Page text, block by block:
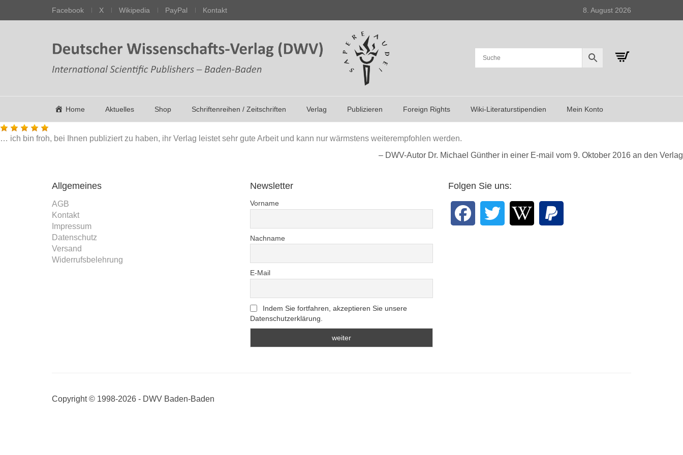
Facebook X Wikipedia PayPal Kontakt 8. August 2026
Home Aktuelles Shop Schriftenreihen / Zeitschriften Verlag Publizieren Foreign Rights Wiki-Literaturstipendien Mein Konto
… ich bin froh, bei Ihnen publiziert zu haben, ihr Verlag leistet sehr gute Arbeit und kann nur wärmstens weiterempfohlen werden.
DWV-Autor Dr. Michael Günther in einer E-mail vom 9. Oktober 2016 an den Verlag
Allgemeines
AGB
Kontakt
Impressum
Datenschutz
Versand
Widerrufsbelehrung
Newsletter
Vorname
Nachname
E-Mail
Indem Sie fortfahren, akzeptieren Sie unsere
Datenschutzerklärung.
Folgen Sie uns:
Copyright © 1998-2026 - DWV Baden-Baden